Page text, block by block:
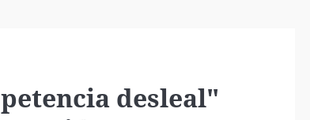
desleal"